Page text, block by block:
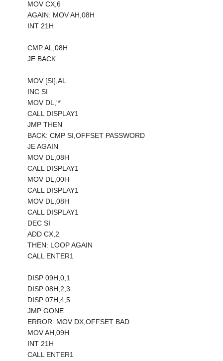
MOV CX,6
AGAIN: MOV AH,08H
INT 21H
CMP AL,08H
JE BACK
MOV [SI],AL
INC SI
MOV DL,'*'
CALL DISPLAY1
JMP THEN
BACK: CMP SI,OFFSET PASSWORD
JE AGAIN
MOV DL,08H
CALL DISPLAY1
MOV DL,00H
CALL DISPLAY1
MOV DL,08H
CALL DISPLAY1
DEC SI
ADD CX,2
THEN: LOOP AGAIN
CALL ENTER1
DISP 09H,0,1
DISP 08H,2,3
DISP 07H,4,5
JMP GONE
ERROR: MOV DX,OFFSET BAD
MOV AH,09H
INT 21H
CALL ENTER1